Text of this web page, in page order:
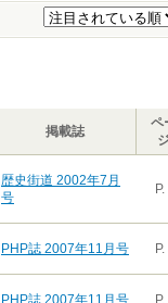
掲載誌
ペ
歴史街道 2002年7月
号
PHP誌 2007年11月号
PHP誌 2007年11月号